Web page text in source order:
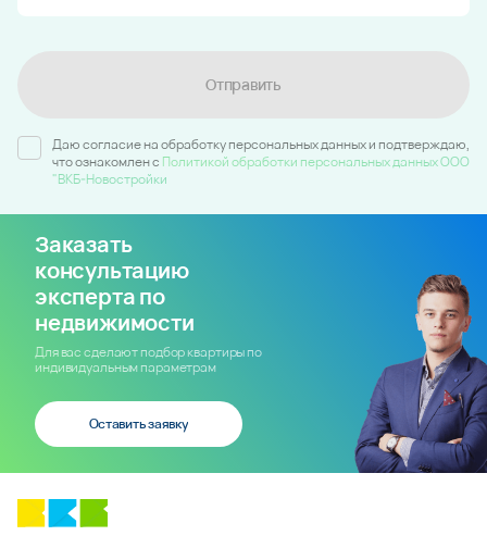
Отправить
Даю согласие на обработку персональных данных и подтверждаю,
что ознакомлен c Политикой обработки персональных данных ООО
"ВКБ-Новостройки
Заказать
консультацию
эксперта по
недвижимости
Для вас сделают подбор квартиры по
индивидуальным параметрам
Оставить заявку